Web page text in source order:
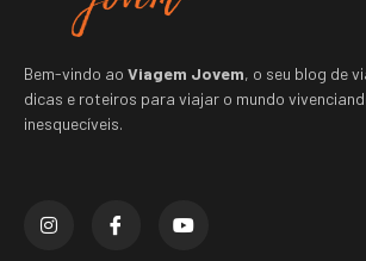
Bem-vindo ao Viagem Jovem, o seu blog de
dicas e roteiros para viajar o mundo
inesquecíveis.